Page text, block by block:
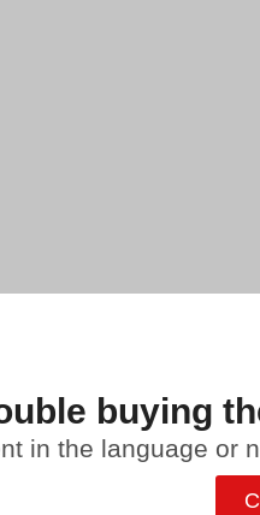
buying
in the language or